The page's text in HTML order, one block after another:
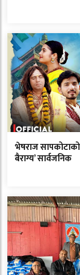
भेषराज
बैराग्य’ सार्वजनिक